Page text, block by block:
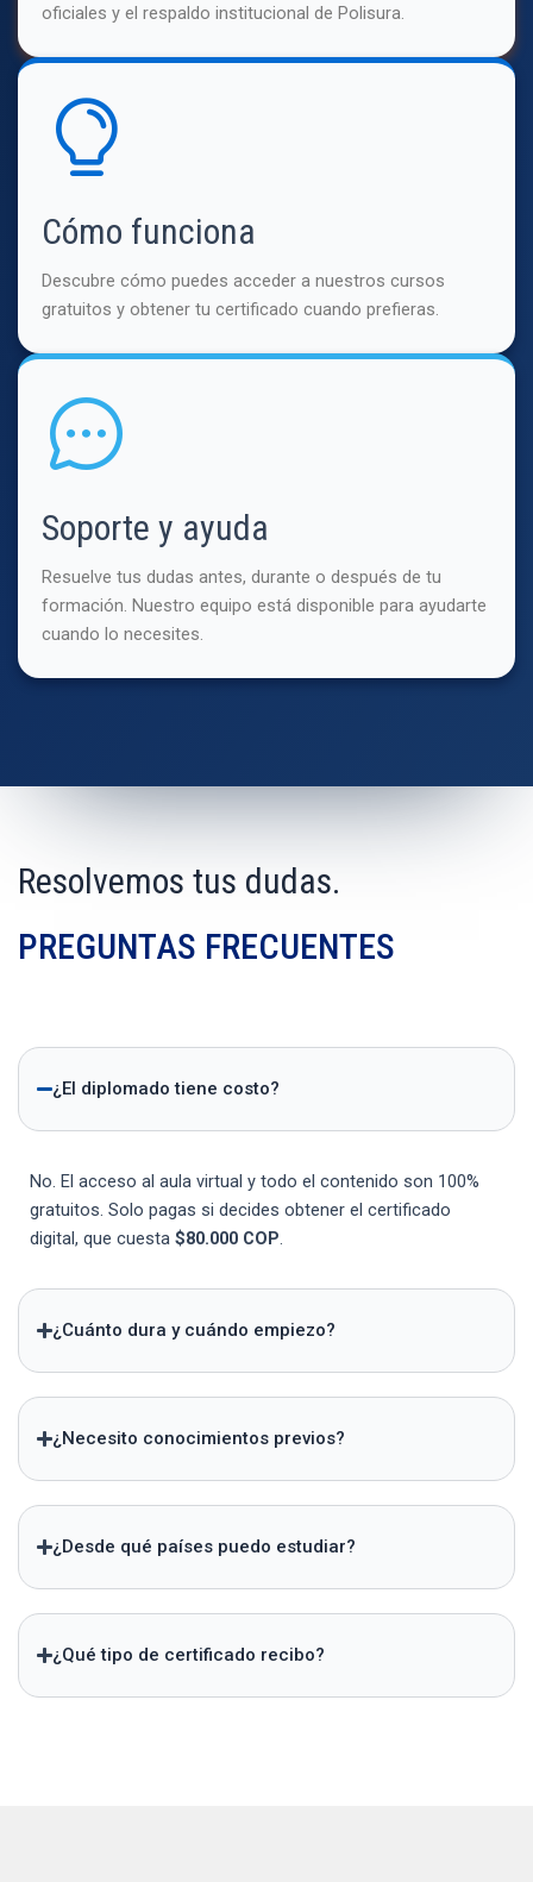
oficiales y el respaldo institucional de Polisura.
Cómo funciona
Descubre cómo puedes acceder a nuestros cursos
gratuitos y obtener tu certificado cuando prefieras.
Soporte y ayuda
Resuelve tus dudas antes, durante o después de tu
formación. Nuestro equipo está disponible para ayudarte
cuando lo necesites.
Resolvemos tus dudas.
PREGUNTAS FRECUENTES
¿El diplomado tiene costo?
No. El acceso al aula virtual y todo el contenido son 100%
gratuitos. Solo pagas si decides obtener el certificado
digital, que cuesta $80.000 COP
¿Cuánto dura y cuándo empiezo?
¿Necesito conocimientos previos?
¿Desde qué países puedo estudiar?
¿Qué tipo de certificado recibo?